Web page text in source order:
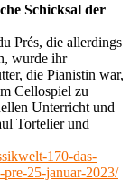
Schicksal der
Prés, die allerdings
wurde ihr
die Pianistin war,
Cellospiel zu
Unterricht und
Tortelier und
170-das-
25-januar-2023/